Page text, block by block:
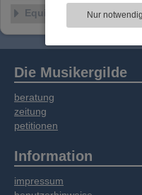
zu analysieren.
Informationen zu
soziale Medien,
Informationen
Nur
Equipment
Die Musikergilde
beratung
zeitung
petitionen
Information
impressum